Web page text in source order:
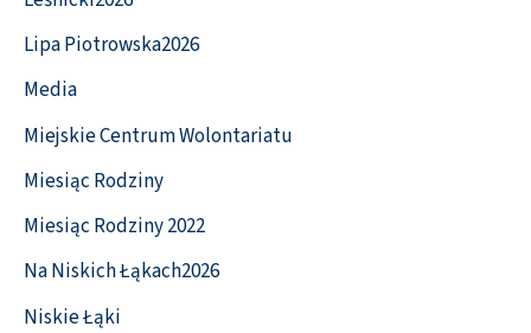
Lipa Piotrowska2026
Media
Miejskie Centrum Wolontariatu
Miesiąc Rodziny
Miesiąc Rodziny 2022
Na Niskich Łąkach2026
Niskie Łąki